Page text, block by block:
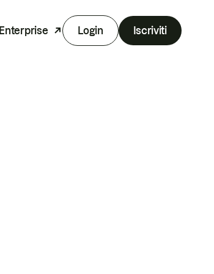
Enterprise Login Iscriviti